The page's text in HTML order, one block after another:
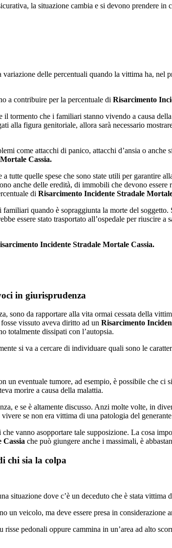
la situazione cambia e si devono prendere in
delle percentuali quando la vittima ha,
a contribuire per la percentuale di Risarcimento
tormento che i familiari stanno vivendo a causa
alla figura genitoriale, allora sarà necessario
come attacchi di panico, attacchi d’ansia o
Cassia.
quelle spese che sono state utili per garantire
anche delle eredità, di immobili che devono
di Risarcimento Incidente Stradale
quando è sopraggiunta la morte del
essere stato trasportato all’ospedale per riuscire a
Incidente Stradale Mortale Cassia.
in giurisprudenza
da rapportare alla vita ormai cessata della
vissuto aveva diritto ad un Risarcimento
totalmente dissipati con l’autopsia.
si va a cercare di individuare quali sono le
un eventuale tumore, ad esempio, è possibile che
morire a causa della malattia.
e se è altamente discusso. Anzi molte volte, in
se non era vittima di una patologia del
vanno asopportare tale supposizione. La cosa
che può giungere anche i massimali, è
chi sia la colpa
situazione dove c’è un deceduto che è stata vittima
veicolo, ma deve essere presa in considerazione
pedonali oppure cammina in un’area ad alto